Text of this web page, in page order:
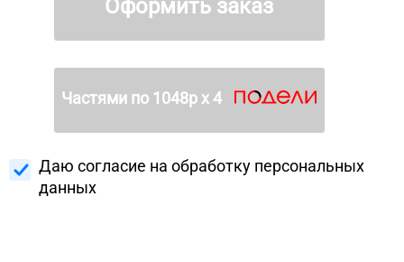
Оформить заказ
Частями по 1048р х 4
Даю согласие на обработку персональных
данных